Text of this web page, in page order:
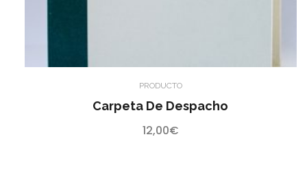
PRODUCTO
Carpeta De Despacho
12,00€